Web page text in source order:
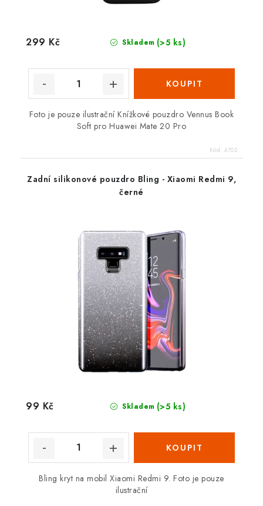
Skladem (>5 ks)
299 Kč
Foto je pouze ilustrační Knížkové pouzdro Vennus Book
Soft pro Huawei Mate 20 Pro
Kód: 4702
Zadní silikonové pouzdro Bling - Xiaomi Redmi 9,
černé
Skladem (>5 ks)
99 Kč
Bling kryt na mobil Xiaomi Redmi 9. Foto je pouze
ilustrační